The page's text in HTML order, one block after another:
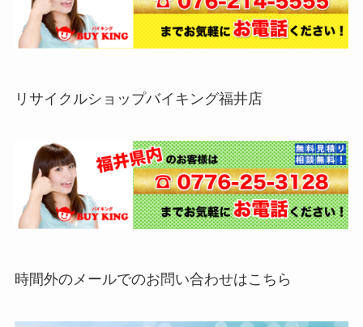
リサイクルショップバイキング福井店
時間外のメールでのお問い合わせはこちら